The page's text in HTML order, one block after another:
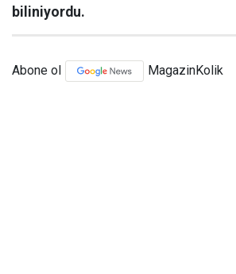
biliniyordu.
Abone ol MagazinKolik